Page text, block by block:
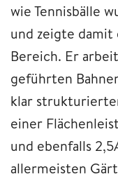
wie Tennisbälle
und zeigte damit
Bereich. Er
geführten
klar
einer
und ebenfalls
allermeisten